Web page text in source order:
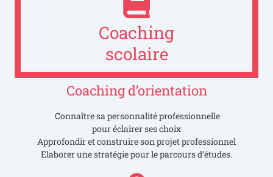
Coaching
scolaire
Coaching d’orientation
Connaître sa personnalité professionnelle
pour éclairer ses choix
Approfondir et construire son projet professionnel
Elaborer une stratégie pour le parcours d’études.